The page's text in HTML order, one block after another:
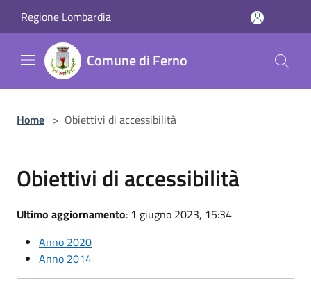
Regione Lombardia
Comune di Ferno
Home > Obiettivi di accessibilità
Obiettivi di accessibilità
Ultimo aggiornamento: 1 giugno 2023, 15:34
Anno 2020
Anno 2014